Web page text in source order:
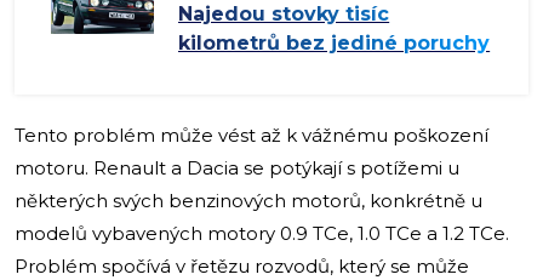
Najedou stovky tisíc
kilometrů bez jediné poruchy
Tento problém může vést až k vážnému poškození
motoru. Renault a Dacia se potýkají s potížemi u
některých svých benzinových motorů, konkrétně u
modelů vybavených motory 0.9 TCe, 1.0 TCe a 1.2 TCe.
Problém spočívá v řetězu rozvodů, který se může